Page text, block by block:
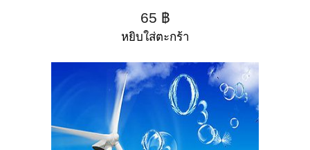
65 ฿
หยิบใส่ตะกร้า